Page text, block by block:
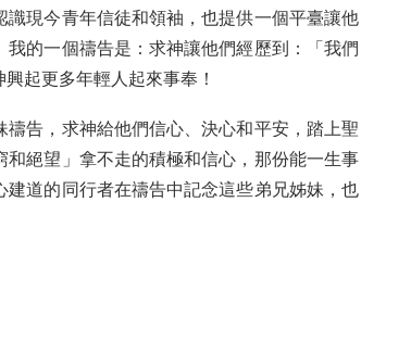
現今青年信徒和領袖，也提供一個平臺讓他
的一個禱告是：求神讓他們經歷到：「我們
起更多年輕人起來事奉！
告，求神給他們信心、決心和平安，踏上聖
絕望」拿不走的積極和信心，那份能一生事
道的同行者在禱告中記念這些弟兄姊妹，也